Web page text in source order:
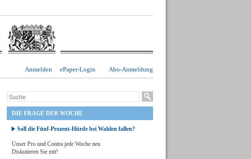
Abo-Anmeldung
ePaper-Login
Anmelden
DIE FRAGE DER WOCHE
Soll die Fünf-Prozent-Hürde bei Wahlen fallen?
Unser Pro und Contra jede Woche neu
Diskutieren Sie mit!